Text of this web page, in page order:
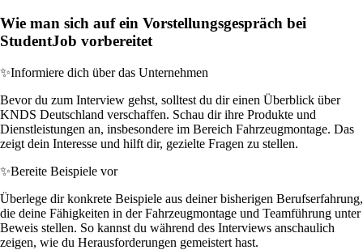
Wie man sich auf ein Vorstellungsgespräch bei
StudentJob vorbereitet
✨Informiere dich über das Unternehmen
Bevor du zum Interview gehst, solltest du dir einen Überblick über
KNDS Deutschland verschaffen. Schau dir ihre Produkte und
Dienstleistungen an, insbesondere im Bereich Fahrzeugmontage. Das
zeigt dein Interesse und hilft dir, gezielte Fragen zu stellen.
✨Bereite Beispiele vor
Überlege dir konkrete Beispiele aus deiner bisherigen Berufserfahrung,
die deine Fähigkeiten in der Fahrzeugmontage und Teamführung unter
Beweis stellen. So kannst du während des Interviews anschaulich
zeigen, wie du Herausforderungen gemeistert hast.